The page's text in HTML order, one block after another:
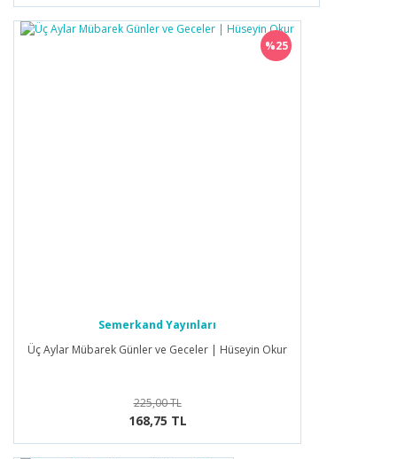
%25
Semerkand Yayınları
Üç Aylar Mübarek Günler ve Geceler | Hüseyin Okur
225,00 TL
168,75 TL